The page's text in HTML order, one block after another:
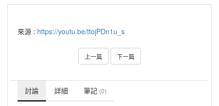
來源 : https://youtu.be/ttojPDn1u_s
上一篇 下一篇
討論 詳細 筆記 (0)